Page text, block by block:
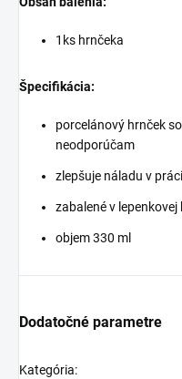
1ks hrnčeka
Špecifikácia:
porcelánový hrnček
neodporúčam
zlepšuje náladu v
zabalené v lepenkovej
objem 330 ml
Dodatočné parametre
Kategória: